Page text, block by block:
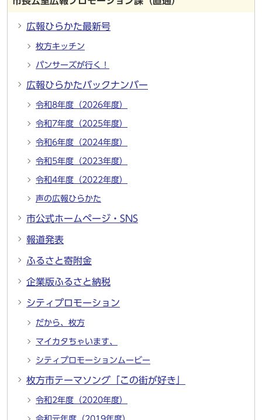
広報ひらかた最新号
枚方キッチン
パンサーズが行く！
広報ひらかたバックナンバー
令和8年度（2026年度）
令和7年度（2025年度）
令和6年度（2024年度）
令和5年度（2023年度）
令和4年度（2022年度）
声の広報ひらかた
市公式ホームページ・SNS
報道発表
ふるさと寄附金
企業版ふるさと納税
シティプロモーション
だから、枚方
マイカタちゃいます、
シティプロモーションムービー
枚方市テーマソング「この街が好き」
令和2年度（2020年度）